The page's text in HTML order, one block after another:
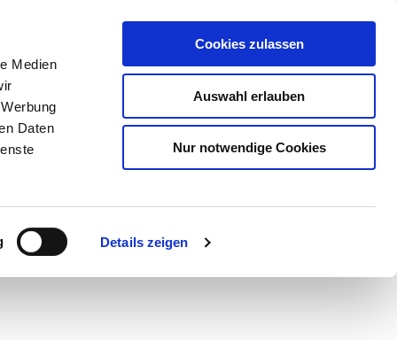
Medien
Daten
Details zeigen
Cookies zulassen
Auswahl erlauben
Nur notwendige Cookies